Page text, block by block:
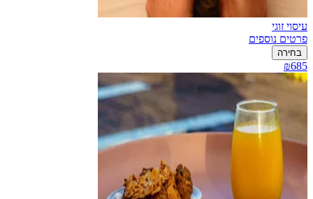
עיסוי זוגי
פרטים נוספים
בחירה
₪685